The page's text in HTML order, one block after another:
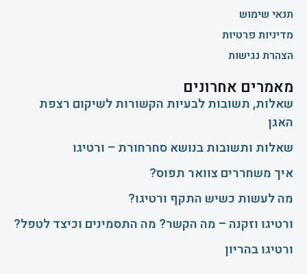
תנאי שימוש
מדיניות פרטיות
הצהרת נגישות
מאמרים אחרונים
שאלות, תשובות לבעיות הקשורות לשיקום רצפת
האגן
שאלות ותשובות בנושא סחרחורת – ורטיגו
איך משחררים צוואר תפוס?
​מה לעשות כשיש התקף ורטיגו?
ורטיגו וזקנה – מה הקשר? מה התסמינים וכיצד לטפל?
ורטיגו בהריון